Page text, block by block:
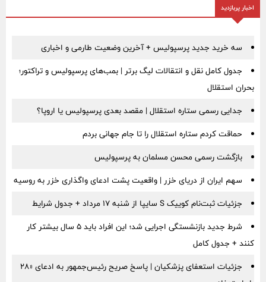
اخبار پربازدید
سه خرید جدید پرسپولیس + آخرین وضعیت طارمی و اخباری
جدول کامل نقل و انتقالات لیگ برتر | بمب‌های پرسپولیس و تراکتور؛
بحران استقلال
جدایی رسمی ستاره استقلال | مقصد بعدی پرسپولیس یا اروپا؟
حماقت کردم ستاره استقلال را تا جام جهانی بردم
بازگشت رسمی محسن مسلمان به پرسپولیس
سهم ایران از دریای خزر | واقعیت پشت ادعای واگذاری خزر به روسیه
جزئیات ثبت‌نام کوییک S سایپا از شنبه ۱۷ مرداد + جدول شرایط
شرط جدید بازنشستگی اجرایی شد؛ این افراد باید ۵ سال بیشتر کار
کنند + جدول کامل
جزئیات استعفای پزشکیان | پاسخ صریح رئیس‌جمهور به ادعای «۲۸